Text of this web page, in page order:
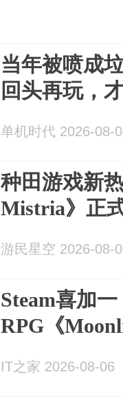
当年被喷成
回头再玩，
单机时代 2026-08-
种田游戏新
Mistria》正
游民星空 2026-08-
Steam喜加
RPG《
IT之家 2026-08-06